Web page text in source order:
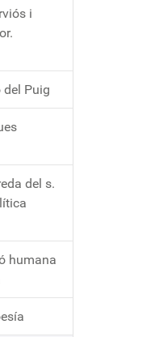
i
del Puig
del s.
humana